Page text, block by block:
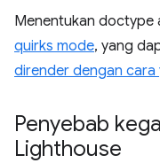
Menentukan doctype
quirks mode, yang
dirender dengan
Penyebab
Lighthouse